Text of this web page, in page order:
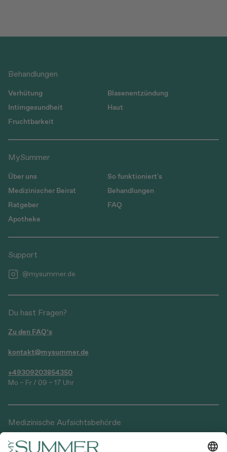
Behandlungen
Verhütung
Blasenentzündung
Intimgesundheit
Haut
Fruchtbarkeit
MySummer
Über uns
So funktioniert's
Medizinischer Beirat
Behandlungen
Ratgeber
FAQ
Apotheke
Support
@mysummer.de
Du hast Fragen?
Zu den FAQ’s
kontakt@mysummer.de
+49309203854350
Mo – Fr / 09 – 17 Uhr
Medizinische Aufsichtsbehörde